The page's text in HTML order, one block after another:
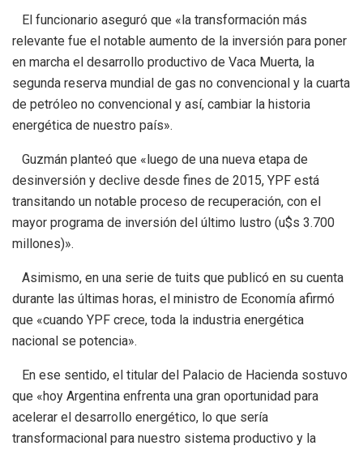
El funcionario aseguró que «la transformación más
relevante fue el notable aumento de la inversión para poner
en marcha el desarrollo productivo de Vaca Muerta, la
segunda reserva mundial de gas no convencional y la cuarta
de petróleo no convencional y así, cambiar la historia
energética de nuestro país».
Guzmán planteó que «luego de una nueva etapa de
desinversión y declive desde fines de 2015, YPF está
transitando un notable proceso de recuperación, con el
mayor programa de inversión del último lustro (u$s 3.700
millones)».
Asimismo, en una serie de tuits que publicó en su cuenta
durante las últimas horas, el ministro de Economía afirmó
que «cuando YPF crece, toda la industria energética
nacional se potencia».
En ese sentido, el titular del Palacio de Hacienda sostuvo
que «hoy Argentina enfrenta una gran oportunidad para
acelerar el desarrollo energético, lo que sería
transformacional para nuestro sistema productivo y la